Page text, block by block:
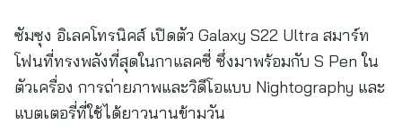
ซัมซุง อิเลคโทรนิคส์ เปิดตัว Galaxy S22 Ultra สมาร์ท
โฟนที่ทรงพลังที่สุดในกาแลคซี่ ซึ่งมาพร้อมกับ S Pen ใน
ตัวเครื่อง การถ่ายภาพและวิดีโอแบบ Nightography และ
แบตเตอรี่ที่ใช้ได้ยาวนานข้ามวัน